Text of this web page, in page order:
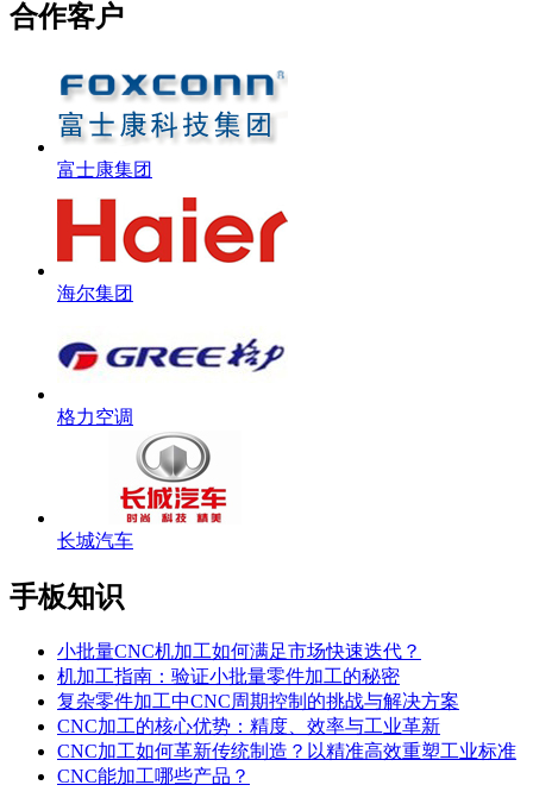
合作客户
富士康集团
海尔集团
格力空调
长城汽车
手板知识
小批量CNC机加工如何满足市场快速迭代？
机加工指南：验证小批量零件加工的秘密
复杂零件加工中CNC周期控制的挑战与解决方案
CNC加工的核心优势：精度、效率与工业革新
CNC加工如何革新传统制造？以精准高效重塑工业标准
CNC能加工哪些产品？